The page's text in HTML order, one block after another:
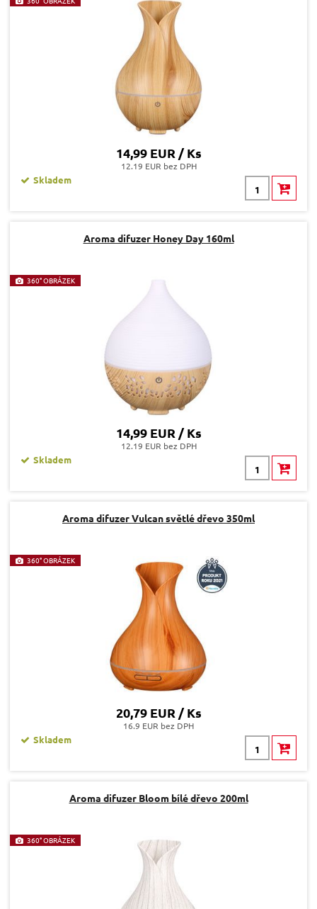
14,99 EUR / Ks
12.19 EUR bez DPH
Skladem
Aroma difuzer Honey Day 160ml
360° OBRÁZEK
14,99 EUR / Ks
12.19 EUR bez DPH
Skladem
Aroma difuzer Vulcan světlé dřevo 350ml
360° OBRÁZEK
20,79 EUR / Ks
16.9 EUR bez DPH
Skladem
Aroma difuzer Bloom bílé dřevo 200ml
360° OBRÁZEK